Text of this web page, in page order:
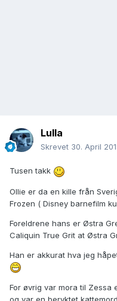
Lulla
Skrevet 30. April
Tusen takk
Ollie er da en kille från
Frozen ( Disney barnefilm
Foreldrene hans er Østra
Caliquin True Grit at Østra
Han er akkurat hva jeg
For øvrig var mora til Zessa